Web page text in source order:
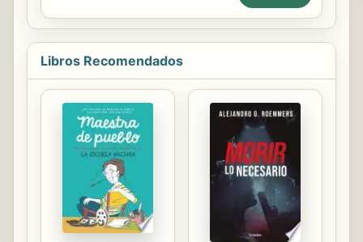
muchos podría pensar: existe el
costo del seguro del automóvil, los
impuestos, los intereses del
préstamo del automóvil, las
reparaciones, los costos del
combustible y el costo del vehículo
en sí.
Libros Recomendados